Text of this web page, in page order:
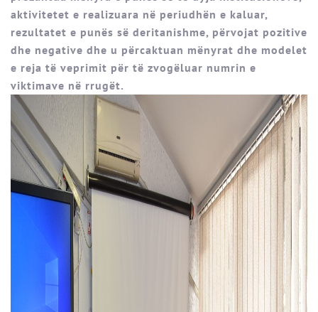
aktivitetet e realizuara në periudhën e kaluar,
rezultatet e punës së deritanishme, përvojat pozitive
dhe negative dhe u përcaktuan mënyrat dhe modelet
e reja të veprimit për të zvogëluar numrin e
viktimave në rrugët.